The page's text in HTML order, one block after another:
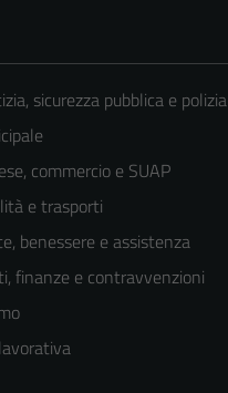
sicurezza pubblica e polizia
commercio e SUAP
e trasporti
benessere e assistenza
finanze e contravvenzioni